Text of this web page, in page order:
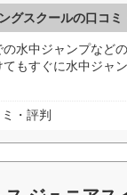
グスクールの口コミ
の水中ジャンプなど
てもすぐに水中ジャ
・評判